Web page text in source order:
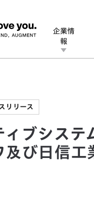
企業情
報
ヒストリー
ン その他事業
ンイノベーション
会 ガバナンス
株式・債券情報
トモティブシステムズ株式
リリース
ィブシス
及び日信